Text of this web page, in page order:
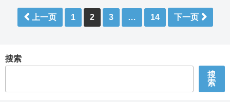
页
上一页 1 2 3 … 14 下一页
搜索
搜
索